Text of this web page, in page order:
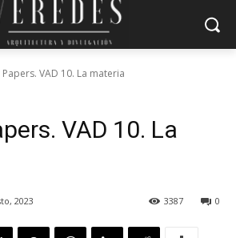
VAD 10. La materia
VAD 10. La
2023 0
3387